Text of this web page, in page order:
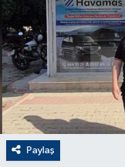
Paylaş
Dış Haberler
Dünya
EĞİTİM
EKONOMİ
English News